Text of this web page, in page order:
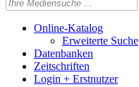
Online-Katalog
Erweiterte Suche
Datenbanken
Zeitschriften
Login + Erstnutzer